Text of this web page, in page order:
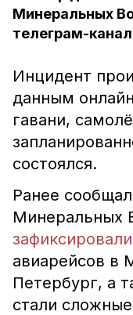
Минеральных
телеграм-
Инцидент
данным
гавани,
состоялся.
Ранее
Минеральных
зафиксировали
авиарейсов в
Петербург, а
стали